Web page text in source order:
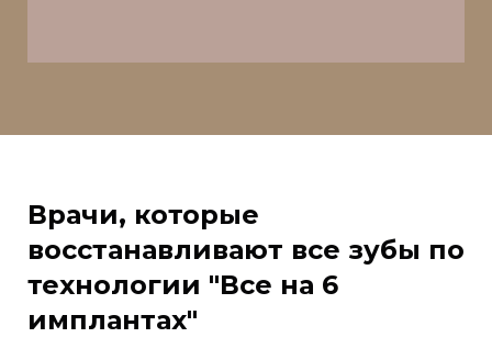
Врачи, которые
восстанавливают все зубы по
технологии "Все на 6
имплантах"